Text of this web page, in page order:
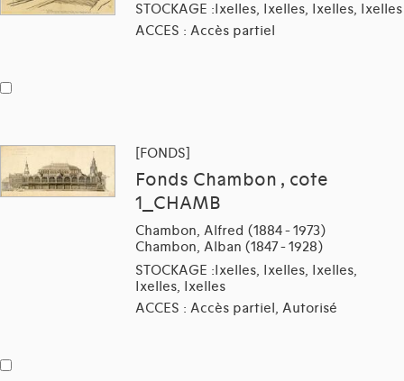
STOCKAGE :Ixelles, Ixelles, Ixelles, Ixelles
ACCES : Accès partiel
[FONDS]
Fonds Chambon , cote
1_CHAMB
Chambon, Alfred (1884 - 1973)
Chambon, Alban (1847 - 1928)
STOCKAGE :Ixelles, Ixelles, Ixelles,
Ixelles, Ixelles
ACCES : Accès partiel, Autorisé